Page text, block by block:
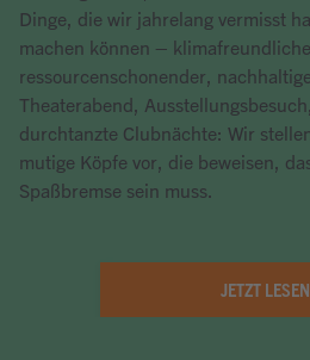
Dinge, die wir jahrelang vermisst
machen können –
ressourcenschonender,
Theaterabend,
durchtanzte Clubnächte: Wir
mutige Köpfe vor, die beweisen,
Spaßbremse sein muss.
JETZT